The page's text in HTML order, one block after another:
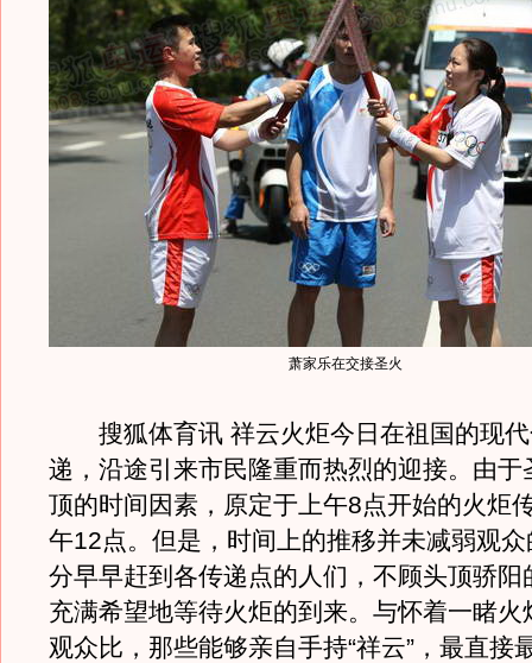
萧家乐在交接圣火
搜狐体育讯 祥云火炬今日在祖国的现代
递，沿途引来市民隆重而热烈的迎接。由于
顶的时间因素，原定于上午8点开始的火炬
午12点。但是，时间上的推移并未减弱观
分早早赶到各传递点的人们，不顾头顶骄阳
充满希望地等待火炬的到来。与怀着一睹火
观众比，那些能够亲自手持“祥云”，最直接